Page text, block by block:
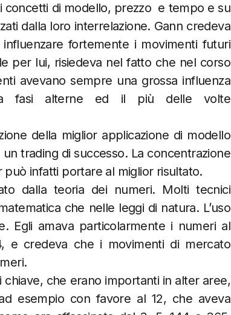
concetti di modello, prezzo e tempo e su
dalla loro interrelazione. Gann credeva
fortemente i movimenti futuri
per lui, risiedeva nel fatto che nel corso
avevano sempre una grossa influenza
fasi alterne ed il più delle volte
della miglior applicazione di modello
trading di successo. La concentrazione
infatti portare al miglior risultato.
dalla teoria dei numeri. Molti tecnici
che nelle leggi di natura. L’uso
Egli amava particolarmente i numeri al
e credeva che i movimenti di mercato
che erano importanti in alter aree,
esempio con favore al 12, che aveva